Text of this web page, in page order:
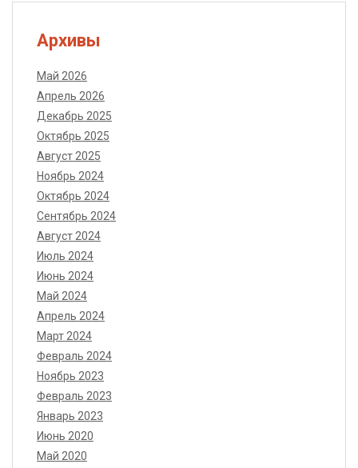
Архивы
Май 2026
Апрель 2026
Декабрь 2025
Октябрь 2025
Август 2025
Ноябрь 2024
Октябрь 2024
Сентябрь 2024
Август 2024
Июль 2024
Июнь 2024
Май 2024
Апрель 2024
Март 2024
Февраль 2024
Ноябрь 2023
Февраль 2023
Январь 2023
Июнь 2020
Май 2020